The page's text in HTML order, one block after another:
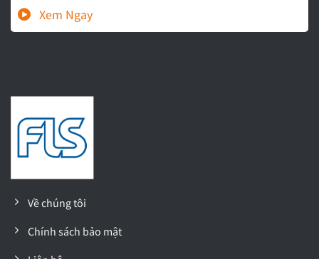
Về chúng tôi
Chính sách bảo mật